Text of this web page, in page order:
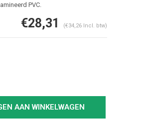
PVC.
€28,31 (€34,26 Incl. btw)
AAN WINKELWAGEN